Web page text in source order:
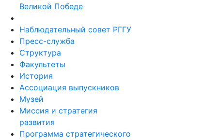
Великой Победе
Наблюдательный совет РГГУ
Пресс-служба
Структура
Факультеты
История
Ассоциация выпускников
Музей
Миссия и стратегия
развития
Программа стратегического